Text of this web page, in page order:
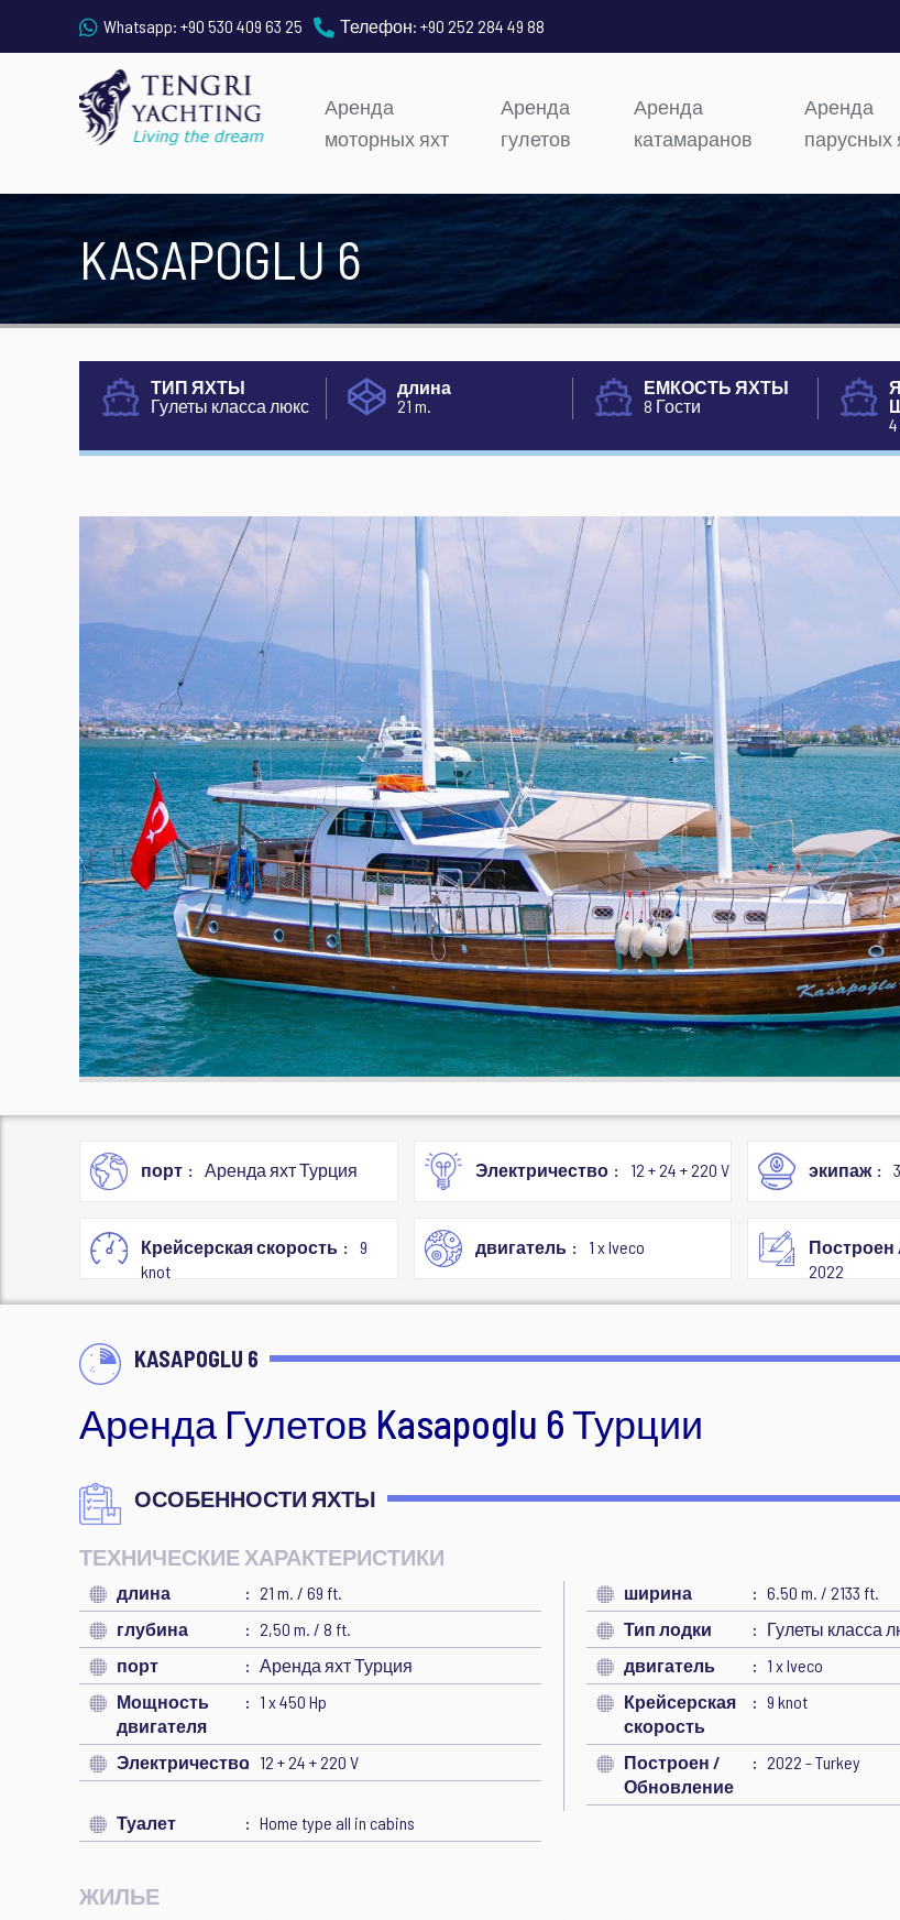
Whatsapp: +90 530 409 63 25 Телефон: +90 252 284 49 88
Аренда
моторных яхт
Аренда
гулетов
Аренда
катамаранов
Аренда
парусных
KASAPOGLU 6
ТИП ЯХТЫ
Гулеты класса люкс
длина
21 m.
ЕМКОСТЬ ЯХТЫ
8 Гости
порт Аренда яхт Турция Электричество 12 + 24 + 220 V экипаж
Крейсерская скорость
9
knot
двигатель 1 x Iveco
2022
KASAPOGLU 6
Аренда Гулетов Kasapoglu 6 Турции
ОСОБЕННОСТИ ЯХТЫ
ТЕХНИЧЕСКИЕ ХАРАКТЕРИСТИКИ
длина 21 m. / 69 ft. ширина
6.50 m. / 2133 ft.
глубина
2,50 m. / 8 ft. Тип лодки
Гулеты класса
порт
Аренда яхт Турция двигатель
1 x Iveco
Мощность
двигателя
1 x 450 Hp
Крейсерская
скорость
9 knot
Электричество 12 + 24 + 220 V
Построен /
Обновление
2022 - Turkey
Туалет Home type all in cabins
ЖИЛЬЕ